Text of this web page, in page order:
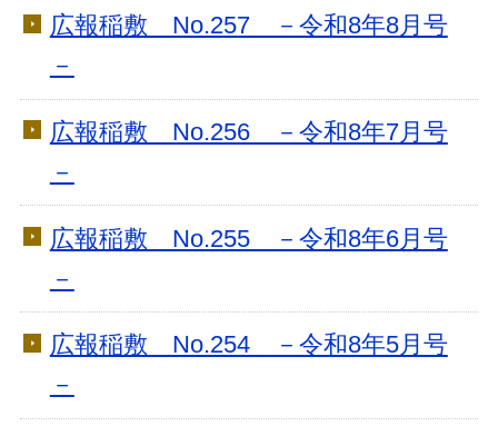
広報稲敷 No.257 －令和8年8月号
－
広報稲敷 No.256 －令和8年7月号
－
広報稲敷 No.255 －令和8年6月号
－
広報稲敷 No.254 －令和8年5月号
－